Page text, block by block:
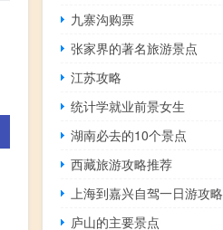
九寨沟购票
张家界的著名旅游景点
江苏攻略
统计学就业前景女生
湖南必去的10个景点
西藏旅游攻略推荐
上海到嘉兴自驾一日游攻略
庐山的主要景点